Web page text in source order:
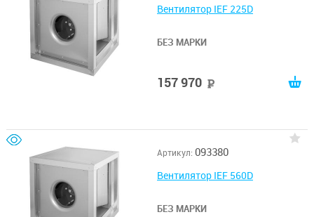
Вентилятор IEF 225D
БЕЗ МАРКИ
157 970
Артикул: 093380
Вентилятор IEF 560D
БЕЗ МАРКИ